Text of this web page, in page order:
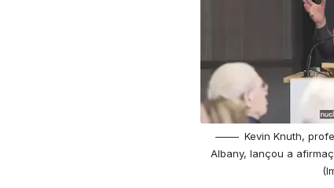
Kevin Knuth,
Albany, lançou a